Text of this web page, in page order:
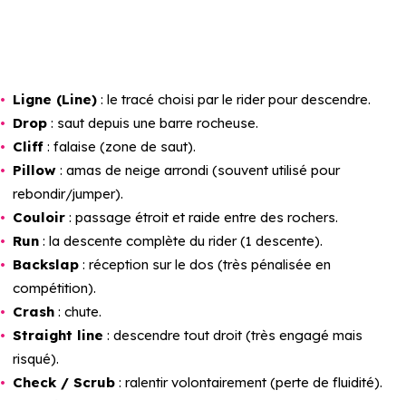
Ligne (Line) : le tracé choisi par le rider pour descendre.
Drop : saut depuis une barre rocheuse.
Cliff : falaise (zone de saut).
Pillow : amas de neige arrondi (souvent utilisé pour
rebondir/jumper).
Couloir : passage étroit et raide entre des rochers.
Run : la descente complète du rider (1 descente).
Backslap : réception sur le dos (très pénalisée en
compétition).
Crash : chute.
Straight line : descendre tout droit (très engagé mais
risqué).
Check / Scrub : ralentir volontairement (perte de fluidité).